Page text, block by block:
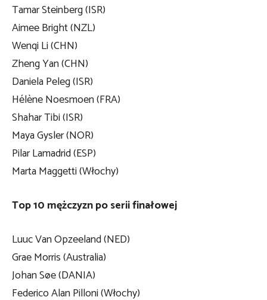
Tamar Steinberg (ISR)
Aimee Bright (NZL)
Wenqi Li (CHN)
Zheng Yan (CHN)
Daniela Peleg (ISR)
Hélène Noesmoen (FRA)
Shahar Tibi (ISR)
Maya Gysler (NOR)
Pilar Lamadrid (ESP)
Marta Maggetti (Włochy)
Top 10 mężczyzn po serii finałowej
Luuc Van Opzeeland (NED)
Grae Morris (Australia)
Johan Søe (DANIA)
Federico Alan Pilloni (Włochy)